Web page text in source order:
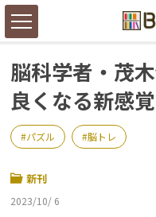
脳科学者・茂
良くなる新感
パズル 脳トレ
新刊
2023/10/ 6